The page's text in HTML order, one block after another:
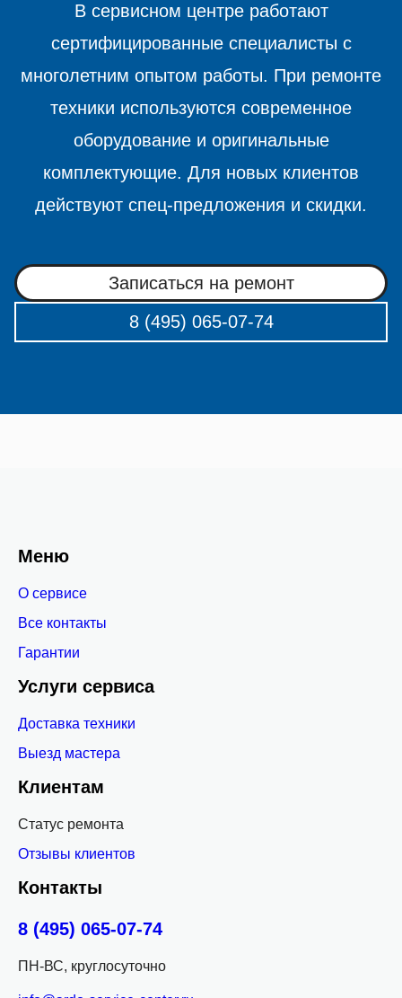
В сервисном центре работают
сертифицированные специалисты с
многолетним опытом работы. При ремонте
техники используются современное
оборудование и оригинальные
комплектующие. Для новых клиентов
действуют спец-предложения и скидки.
Записаться на ремонт
8 (495) 065-07-74
Меню
О сервисе
Все контакты
Гарантии
Услуги сервиса
Доставка техники
Выезд мастера
Клиентам
Статус ремонта
Отзывы клиентов
Контакты
8 (495) 065-07-74
ПН-ВС, круглосуточно